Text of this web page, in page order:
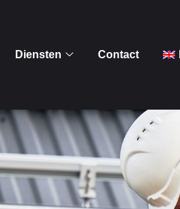
Diensten Contact